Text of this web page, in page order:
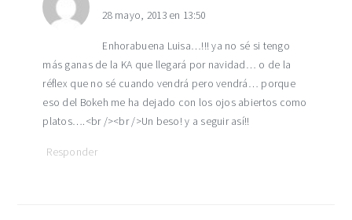
28 mayo, 2013 en 13:50
Enhorabuena Luisa…!!! ya no sé si tengo
más ganas de la KA que llegará por navidad… o de la
réflex que no sé cuando vendrá pero vendrá… porque
eso del Bokeh me ha dejado con los ojos abiertos como
platos….<br /><br />Un beso! y a seguir así!!
Responder